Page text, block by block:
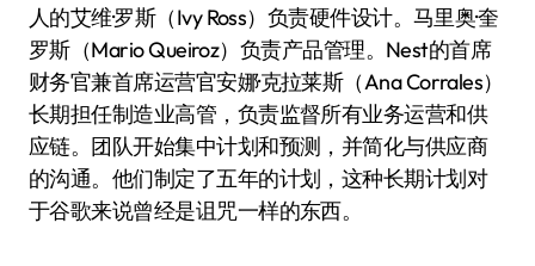
人的艾维·罗斯（Ivy Ross）负责硬件设计。马里奥·奎
罗斯（Mario Queiroz）负责产品管理。Nest的首席
财务官兼首席运营官安娜·克拉莱斯（Ana Corrales）
长期担任制造业高管，负责监督所有业务运营和供
应链。团队开始集中计划和预测，并简化与供应商
的沟通。他们制定了五年的计划，这种长期计划对
于谷歌来说曾经是诅咒一样的东西。